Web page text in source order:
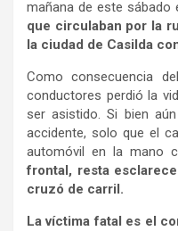
mañana de este sábado
que circulaban por la
la ciudad de Casilda
Como consecuencia
conductores perdió la
ser asistido. Si bien
accidente, solo que el
automóvil en la mano
frontal, resta
cruzó de carril.
La víctima fatal es el